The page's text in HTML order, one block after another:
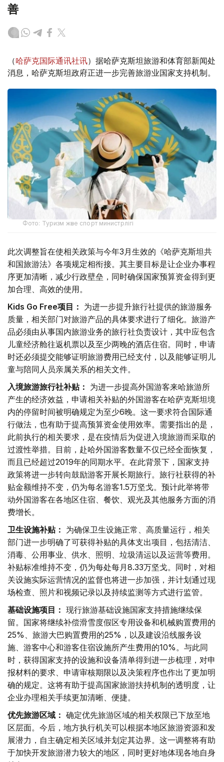
善
（哈萨克国际通讯社讯）据哈萨克斯坦旅游和体育部新闻处
消息，哈萨克斯坦政府正进一步完善旅游业国家支持机制。
Фото: Туризм және спорт министрлігі
此次调整旨在使相关政策与今年3月生效的《哈萨克斯坦共
和国旅游法》各项规定相衔接。其主要目标是让企业办事程
序更加清晰，减少行政壁垒，同时确保国家预算资金得到更
加合理、高效的使用。
Kids Go Free项目： 为进一步提升旅行社提供的旅游服务
质量，相关部门对旅游产品的具体要求进行了细化。旅游产
品必须由从事国内旅游业务的旅行社负责设计，其中应包含
儿童经济舱往返机票以及至少两晚的酒店住宿。同时，申请
时还必须提交能够证明旅游费用已经支付，以及能够证明儿
童与陪同人员亲属关系的相关文件。
入境旅游旅行社补贴： 为进一步提高外国游客来哈旅游所
产生的经济效益，申请相关补贴的外国游客在哈萨克斯坦境
内的停留时间被明确规定为至少6晚。这一要求符合国际通
行做法，也有助于提高预算资金使用效率。需要指出的是，
此前执行的相关要求，是在疫情后为促进入境旅游而采取的
过渡性举措。目前，赴哈外国游客数量不仅已经全面恢复，
而且已经超过2019年的同期水平。在此背景下，国家支持
政策将进一步转向鼓励游客开展长期旅行。旅行社获得的补
贴金额维持不变，仍为每名游客1.5万坚戈。预计此举将带
动外国游客在各地区住宿、餐饮、观光及其他服务方面的消
费增长。
卫生设施补贴： 为确保卫生设施正常、高质量运行，相关
部门进一步明确了可获得补贴的具体支出项目，包括清洁、
消毒、公用事业、供水、照明、垃圾清运以及运营等费用。
补贴标准维持不变，仍为每处每月8.33万坚戈。同时，对相
关设施实际运营情况的监督也将进一步加强，并计划通过现
场检查、照片和视频记录以及持续监测等方式进行监管。
基础设施项目： 现行旅游基础设施国家支持措施继续保
留。国家将继续补偿滑雪度假区专用设备和机械购置费用的
25%、旅游大巴购置费用的25%，以及建设沿线服务设
施、游客中心和游客住宿设施所产生费用的10%。与此同
时，获得国家支持的设施和设备清单得到进一步梳理，对申
报材料的要求、申请审核期限以及决策程序也作出了更加明
确的规定。这将有助于提高国家旅游扶持机制的透明度，让
企业办理相关手续更加清晰、便捷。
优先旅游区域： 确定优先旅游区域的相关权限已下放至地
区层面。今后，地方执行机关可以根据本地区旅游资源和发
展潜力，自主确定相关区域并划定其边界。这一调整将有助
于加快开发旅游潜力较大的地区，同时更好地体现各地自身